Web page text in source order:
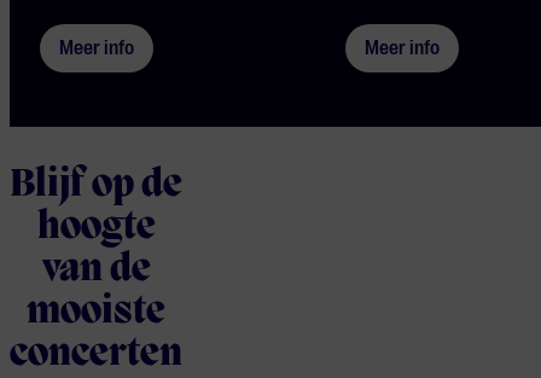
Meer info Meer info
Blijf op de
hoogte
van de
mooiste
concerten